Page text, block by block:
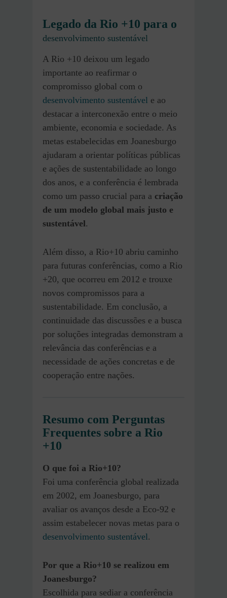
Legado da Rio +10 para o
desenvolvimento sustentável
A Rio +10 deixou um legado
importante ao reafirmar o
compromisso global com o
desenvolvimento sustentável e ao
destacar a interconexão entre o meio
ambiente, economia e sociedade. As
metas estabelecidas em Joanesburgo
ajudaram a orientar políticas públicas
e ações de sustentabilidade ao longo
dos anos, e a conferência é lembrada
como um passo crucial para a criação
de um modelo global mais justo e
sustentável.
Além disso, a Rio+10 abriu caminho
para futuras conferências, como a Rio
+20, que ocorreu em 2012 e trouxe
novos compromissos para a
sustentabilidade. Em conclusão, a
continuidade das discussões e a busca
por soluções integradas demonstram a
relevância das conferências e a
necessidade de ações concretas e de
cooperação entre nações.
Resumo com Perguntas
Frequentes sobre a Rio
+10
O que foi a Rio+10?
Foi uma conferência global realizada
em 2002, em Joanesburgo, para
avaliar os avanços desde a Eco-92 e
assim estabelecer novas metas para o
desenvolvimento sustentável.
Por que a Rio+10 se realizou em
Joanesburgo?
Escolhida para sediar a conferência